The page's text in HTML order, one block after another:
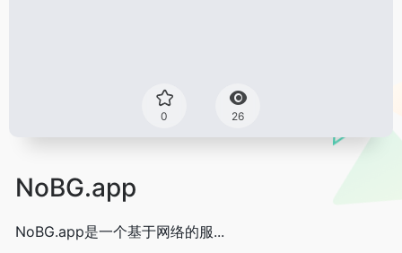
0 26
NoBG.app
NoBG.app是一个基于网络的服...